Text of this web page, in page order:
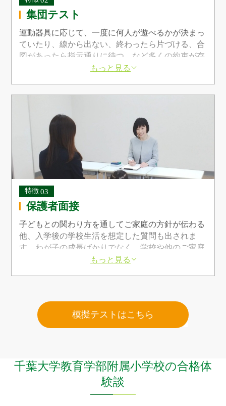
集団テスト
運動器具に応じて、一度に何人が遊べるかが決まっ
ていたり、線から出ない、終わったら片づける、合
図があったら指示通りに待つ、など多くの約束が存
在します。それを守って遊ぶことはもちろん必要な
で、自然と楽しく遊べるはずです。
もっと見る
保護者面接
子どもとの関わり方を通してご家庭の方針が伝わる
他、入学後の学校生活を想定した質問も出されま
す。わが子の成長ばかりでなく、学校や他のご家庭
とも連携して、ともに育てていく姿勢を打ち出しま
もっと見る
模擬テストはこちら
千葉大学教育学部附属小学校の合格体
験談